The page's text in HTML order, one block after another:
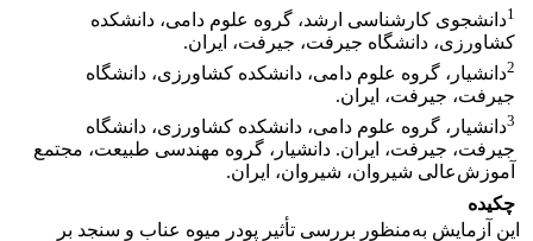
1دانشجوی کارشناسی ارشد، گروه علوم دامی، دانشکده
کشاورزی، دانشگاه جیرفت، جیرفت، ایران.
2دانشیار، گروه علوم دامی، دانشکده کشاورزی، دانشگاه
جیرفت، جیرفت، ایران.
3دانشیار، گروه علوم دامی، دانشکده کشاورزی، دانشگاه
جیرفت، جیرفت، ایران. دانشیار، گروه مهندسی طبیعت، مجتمع
آموزش‌عالی شیروان، شیروان، ایران.
چکیده
این آزمایش به‌منظور بررسی تأثیر پودر میوه عناب و سنجد بر